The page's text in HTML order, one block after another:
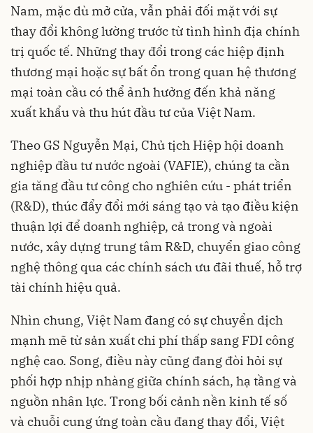
Nam, mặc dù mở cửa, vẫn phải đối mặt với sự
thay đổi không lường trước từ tình hình địa chính
trị quốc tế. Những thay đổi trong các hiệp định
thương mại hoặc sự bất ổn trong quan hệ thương
mại toàn cầu có thể ảnh hưởng đến khả năng
xuất khẩu và thu hút đầu tư của Việt Nam.
Theo GS Nguyễn Mại, Chủ tịch Hiệp hội doanh
nghiệp đầu tư nước ngoài (VAFIE), chúng ta cần
gia tăng đầu tư công cho nghiên cứu - phát triển
(R&D), thúc đẩy đổi mới sáng tạo và tạo điều kiện
thuận lợi để doanh nghiệp, cả trong và ngoài
nước, xây dựng trung tâm R&D, chuyển giao công
nghệ thông qua các chính sách ưu đãi thuế, hỗ trợ
tài chính hiệu quả.
Nhìn chung, Việt Nam đang có sự chuyển dịch
mạnh mẽ từ sản xuất chi phí thấp sang FDI công
nghệ cao. Song, điều này cũng đang đòi hỏi sự
phối hợp nhịp nhàng giữa chính sách, hạ tầng và
nguồn nhân lực. Trong bối cảnh nền kinh tế số
và chuỗi cung ứng toàn cầu đang thay đổi, Việt